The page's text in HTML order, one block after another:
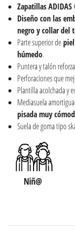
Zapatillas
Diseño con las
negro y collar del
Parte superior depiel
húmedo.
Puntera y talón
Perforaciones que
Plantilla acolchada y
Mediasuela
pisada muy
Suela de goma tipo
Niñ@